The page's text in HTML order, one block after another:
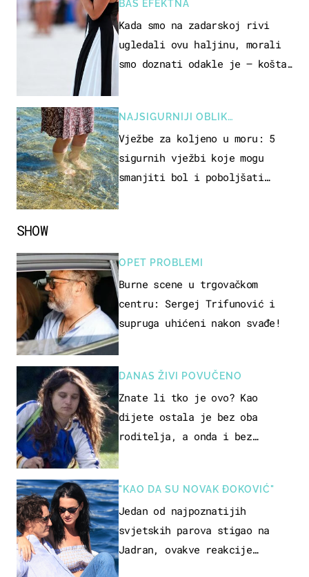
SHOW
OPET PROBLEMI
Burne scene u trgovačkom
centru: Sergej Trifunović i
supruga uhićeni nakon svađe!
DANAS ŽIVI POVUČENO
Znate li tko je ovo? Kao
dijete ostala je bez oba
roditelja, a onda i bez
"KAO DA SU NOVAK ĐOKOVIĆ"
Jedan od najpoznatijih
svjetskih parova stigao na
Jadran, ovakve reakcije
BAŠ EFEKTNA
Kada smo na zadarskoj rivi
ugledali ovu haljinu, morali
smo doznati odakle je – košta
NAJSIGURNIJI OBLIK
REKREACIJE
Vježbe za koljeno u moru: 5
sigurnih vježbi koje mogu
smanjiti bol i poboljšati